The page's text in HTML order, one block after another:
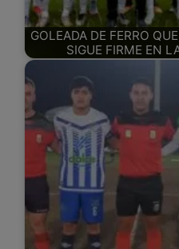
GOLEADA DE FERRO
SIGUE FIRME EN